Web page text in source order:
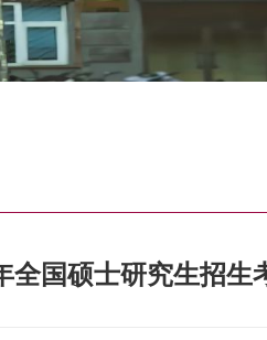
全国硕士研究生招生